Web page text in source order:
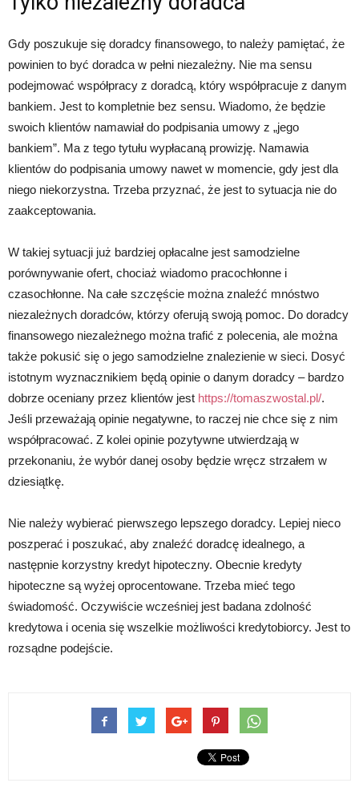
Gdy poszukuje się doradcy finansowego, to należy pamiętać, że
powinien to być doradca w pełni niezależny. Nie ma sensu
podejmować współpracy z doradcą, który współpracuje z danym
bankiem. Jest to kompletnie bez sensu. Wiadomo, że będzie
swoich klientów namawiał do podpisania umowy z „jego
bankiem”. Ma z tego tytułu wypłacaną prowizję. Namawia
klientów do podpisania umowy nawet w momencie, gdy jest dla
niego niekorzystna. Trzeba przyznać, że jest to sytuacja nie do
zaakceptowania.
W takiej sytuacji już bardziej opłacalne jest samodzielne
porównywanie ofert, chociaż wiadomo pracochłonne i
czasochłonne. Na całe szczęście można znaleźć mnóstwo
niezależnych doradców, którzy oferują swoją pomoc. Do doradcy
finansowego niezależnego można trafić z polecenia, ale można
także pokusić się o jego samodzielne znalezienie w sieci. Dosyć
istotnym wyznacznikiem będą opinie o danym doradcy – bardzo
dobrze oceniany przez klientów jest https://tomaszwostal.pl/.
Jeśli przeważają opinie negatywne, to raczej nie chce się z nim
współpracować. Z kolei opinie pozytywne utwierdzają w
przekonaniu, że wybór danej osoby będzie wręcz strzałem w
dziesiątkę.
Nie należy wybierać pierwszego lepszego doradcy. Lepiej nieco
poszperać i poszukać, aby znaleźć doradcę idealnego, a
następnie korzystny kredyt hipoteczny. Obecnie kredyty
hipoteczne są wyżej oprocentowane. Trzeba mieć tego
świadomość. Oczywiście wcześniej jest badana zdolność
kredytowa i ocenia się wszelkie możliwości kredytobiorcy. Jest to
rozsądne podejście.